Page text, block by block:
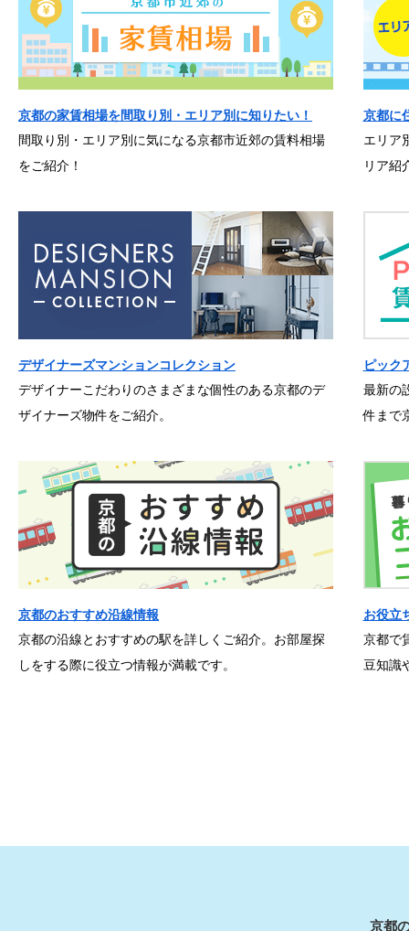
京都の家賃相場を間取り別・エリア別に知りたい！
間取り別・エリア別に気になる京都市近郊の賃料相場
をご紹介！
京都に
エリア
リア紹
デザイナーズマンションコレクション
デザイナーこだわりのさまざまな個性のある京都のデ
ザイナーズ物件をご紹介。
ピック
最新の
件まで
京都のおすすめ沿線情報
京都の沿線とおすすめの駅を詳しくご紹介。お部屋探
しをする際に役立つ情報が満載です。
お役立
京都で
豆知識
京都